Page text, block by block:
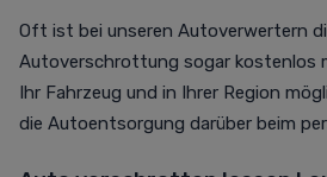
Oft ist bei unseren Autoverwertern
Autoverschrottung sogar kostenlos
Ihr Fahrzeug und in Ihrer Region
die Autoentsorgung darüber beim